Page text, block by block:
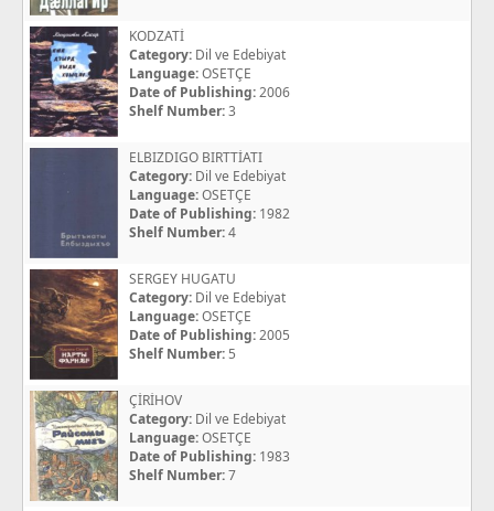
KODZATİ
Category: Dil ve Edebiyat
Language:OSETÇE
Date of Publishing:2006
Shelf Number:3
ELBIZDIGO BIRTTİATI
Category: Dil ve Edebiyat
Language:OSETÇE
Date of Publishing: 1982
Shelf Number:4
SERGEY HUGATU
Category: Dil ve Edebiyat
Language:OSETÇE
Date of Publishing:2005
Shelf Number: 5
ÇİRİHOV
Category: Dil ve Edebiyat
Language:OSETÇE
Date of Publishing: 1983
Shelf Number:7